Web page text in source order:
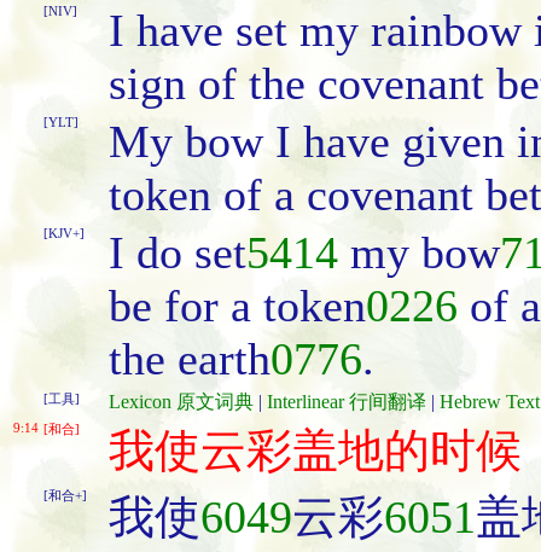
[NIV]
I have set my
sign of the covenant
[YLT]
My bow I have given
token of a covenant
[KJV+] I do set5414 my bow
be for a token0226 of
the earth0776.
[工具] Lexicon 原文词典 | Interlinear 行间翻译 | Hebrew
9:14 [和合] 我使云彩盖地的时候
[和合+] 我使6049云彩6051盖